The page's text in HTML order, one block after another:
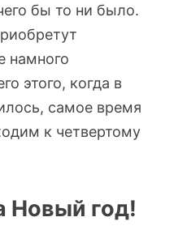
бы то ни было.
намного
этого, когда в
самое время
к четвертому
Новый год!